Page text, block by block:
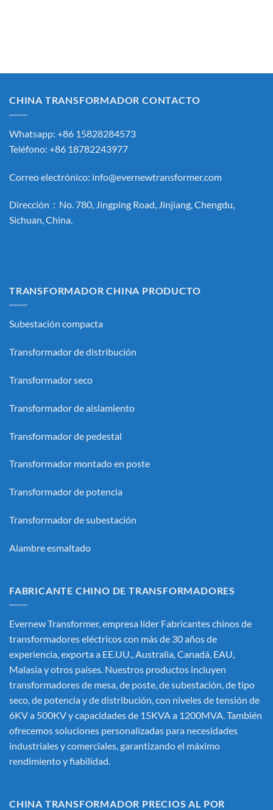
CHINA TRANSFORMADOR CONTACTO
Whatsapp: +86 15828284573
Teléfono: +86 18782243977
Correo electrónico: info@evernewtransformer.com
Dirección：No. 780, Jingping Road, Jinjiang, Chengdu,
Sichuan, China.
TRANSFORMADOR CHINA PRODUCTO
Subestación compacta
Transformador de distribución
Transformador seco
Transformador de aislamiento
Transformador de pedestal
Transformador montado en poste
Transformador de potencia
Transformador de subestación
Alambre esmaltado
FABRICANTE CHINO DE TRANSFORMADORES
Evernew Transformer, empresa líder Fabricantes chinos de
transformadores eléctricoscon más de 30 años de
experiencia, exporta a EE.UU., Australia, Canadá, EAU,
Malasia y otros países. Nuestros productos incluyen
transformadores de mesa, de poste, de subestación, de tipo
seco, de potencia y de distribución, con niveles de tensión de
6KV a 500KV y capacidades de 15KVA a 1200MVA. También
ofrecemos soluciones personalizadas para necesidades
industriales y comerciales, garantizando el máximo
rendimiento y fiabilidad.
CHINA TRANSFORMADOR PRECIOS AL POR